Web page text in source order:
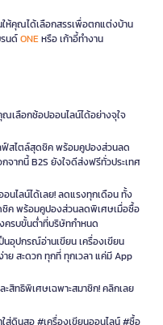
ห้คุณได้เลือกสรรเพื่อตกแต่งบ้าน
รนด์ONEหรือ เก้าอี้ทำงาน
ณเลือกช้อปออนไลน์ได้อย่างจุใจ
ฟ์สไตล์สุดชิค พร้อมคูปองส่วนลด
จากนี้ B2S ยังใจดีส่งฟรีทั่วประเทศ
นไลน์ได้เลย! ลดแรงทุกเดือน ทั้ง
ชิค พร้อมคูปองส่วนลดพิเศษเมื่อซื้อ
ครบขั้นต่ำที่บริษัทกำหนด
นอุปกรณ์อ่านเขียน เครื่องเขียน
ย สะดวก ทุกที่ ทุกเวลา แค่มี App
ะสิทธิพิเศษเฉพาะสมาชิก! คลิกเลย
ส่ดินสอ #เครื่องเขียนออนไลน์ #ซื้อ